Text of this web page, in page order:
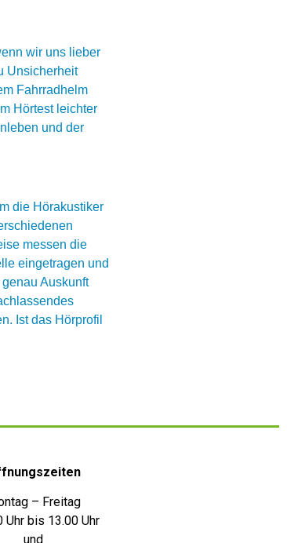
wir uns lieber
Unsicherheit
Fahrradhelm
Hörtest leichter
und der
die Hörakustiker
messen die
eingetragen und
Auskunft
Ist das Hörprofil
– Freitag
bis 13.00 Uhr
und